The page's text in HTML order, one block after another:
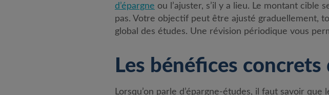
d’épargne ou l’ajuster, s’il y a lieu. Le montant
pas. Votre objectif peut être ajusté graduellement,
global des études. Une révision périodique vous
Les bénéfices concrets
Lorsqu’on parle d’épargne-études, il faut savoir que